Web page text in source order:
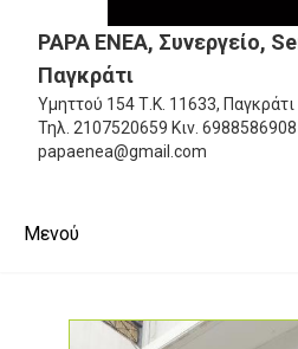
PAPA ENEA, Συνεργείο,
Παγκράτι
Υμηττού 154Τ.Κ. 11633, Παγκράτι
Τηλ. 2107520659 Κιν. 6988586908
papaenea@gmail.com
Μενού